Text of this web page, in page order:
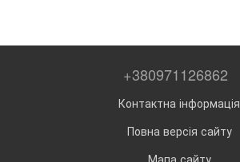
+380971126862
Контактна інформація
Повна версія сайту
Мапа сайту